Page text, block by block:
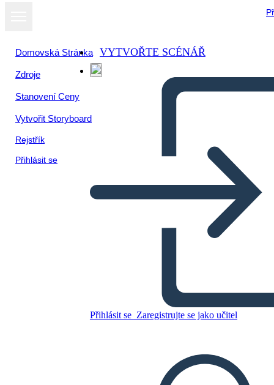
Domovská Stránka
Zdroje
Stanovení Ceny
Vytvořit Storyboard
Rejstřík
Přihlásit se
VYTVOŘTE SCÉNÁŘ
Přihlásit se Zaregistrujte se jako učitel
Zkopírujte tento scénář
VYTVOŘIT STORYBOARD
PŘEČTI MI